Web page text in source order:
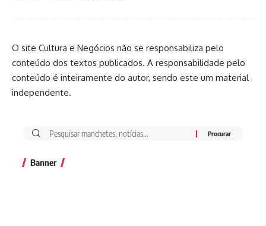
O site Cultura e Negócios não se responsabiliza pelo
conteúdo dos textos publicados. A responsabilidade pelo
conteúdo é inteiramente do autor, sendo este um material
independente.
Banner